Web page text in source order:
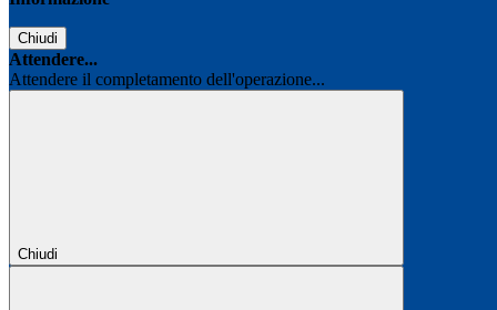
Chiudi
Attendere...
Attendere il completamento dell'operazione...
Chiudi